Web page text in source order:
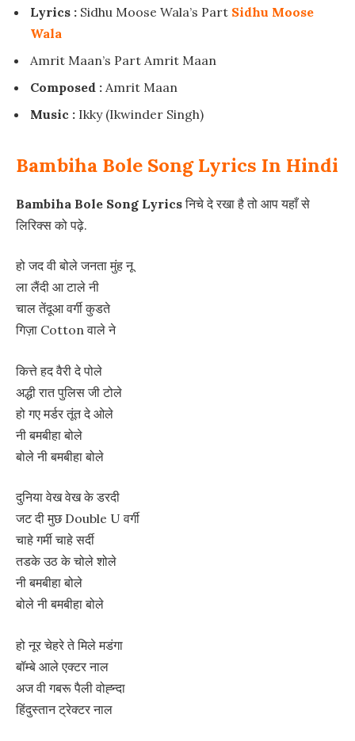
Lyrics : Sidhu Moose Wala’s Part Sidhu Moose
Wala
Amrit Maan’s Part Amrit Maan
Composed : Amrit Maan
Music : Ikky (Ikwinder Singh)
Bambiha Bole Song Lyrics In Hindi
Bambiha Bole Song Lyricsनिचे दे रखा है तो आप यहाँ से
लिरिक्स को पढ़े.
हो जद वी बोले जनता मुंह नू
ला लैंदी आ टाले नी
चाल तेंदूआ वर्गी कुडते
गिज़ा Cotton वाले ने
कित्ते हद वैरी दे पोले
अद्धी रात पुलिस जी टोले
हो गए मर्डर तूंत दे ओले
नी बमबीहा बोले
बोले नी बमबीहा बोले
दुनिया वेख वेख के डरदी
जट दी मुछ Double U वर्गी
चाहे गर्मी चाहे सर्दी
तडके उठ के चोले शोले
नी बमबीहा बोले
बोले नी बमबीहा बोले
हो नूर चेहरे ते मिले मडंगा
बॉम्बे आले एक्टर नाल
अज वी गबरू पैली वोह्न्दा
हिंदुस्तान ट्रेक्टर नाल